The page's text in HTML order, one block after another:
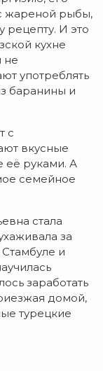
жареной рыбы,
И это
кухне
не
употреблять
баранины и
с
вкусные
её руками. А
семейное
стала
за
и
заработать
домой,
турецкие